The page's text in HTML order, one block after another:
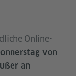
Online-
von
an